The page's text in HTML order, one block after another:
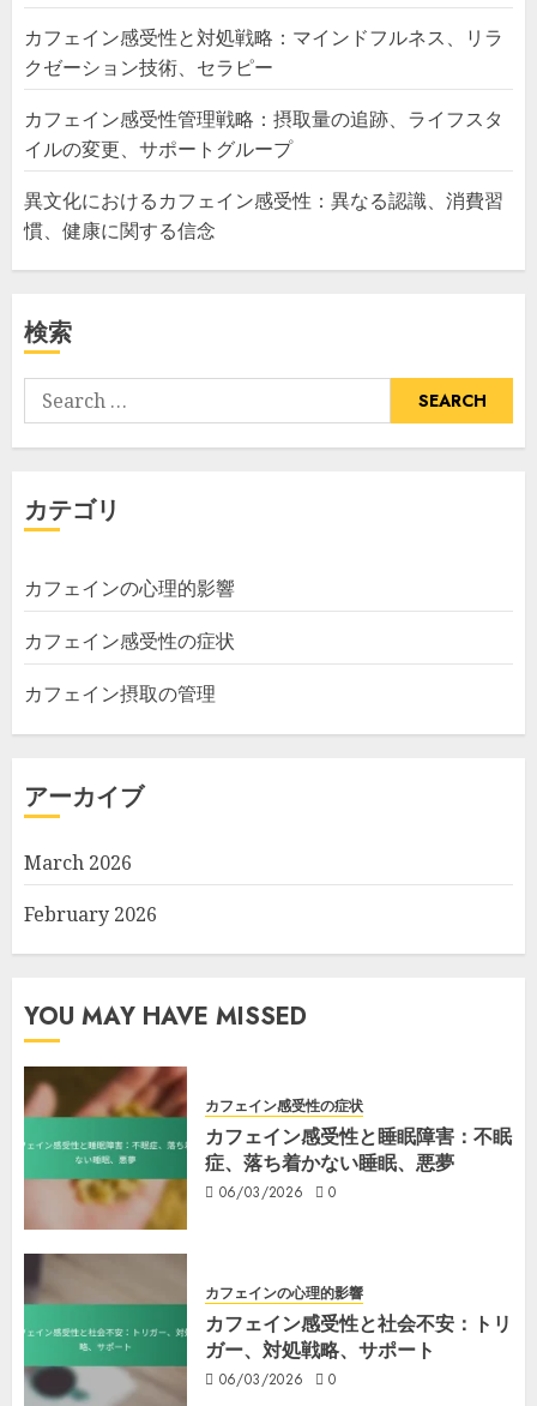
カフェイン感受性と対処戦略：マインドフルネス、リラ
クゼーション技術、セラピー
カフェイン感受性管理戦略：摂取量の追跡、ライフスタ
イルの変更、サポートグループ
異文化におけるカフェイン感受性：異なる認識、消費習
慣、健康に関する信念
検索
Search
for:
カテゴリ
カフェインの心理的影響
カフェイン感受性の症状
カフェイン摂取の管理
アーカイブ
March 2026
February 2026
YOU MAY HAVE MISSED
カフェイン感受性の症状
カフェイン感受性と睡眠障害：不眠
症、落ち着かない睡眠、悪夢
06/03/2026 0
カフェインの心理的影響
カフェイン感受性と社会不安：トリ
ガー、対処戦略、サポート
06/03/2026 0